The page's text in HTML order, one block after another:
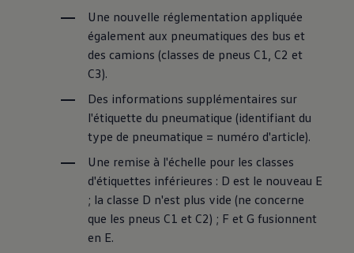
Une nouvelle réglementation appliquée
également aux pneumatiques des bus et
des camions (classes de pneus C1, C2 et
C3).
Des informations supplémentaires sur
l'étiquette du pneumatique (identifiant du
type de pneumatique = numéro d'article).
Une remise à l'échelle pour les classes
d'étiquettes inférieures : D est le nouveau E
; la classe D n'est plus vide (ne concerne
que les pneus C1 et C2) ; F et G fusionnent
en E.